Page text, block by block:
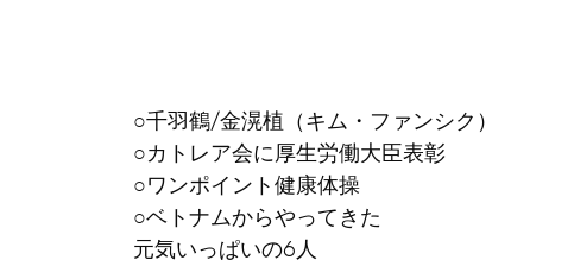
○千羽鶴/金滉植（キム・ファンシク）
○カトレア会に厚生労働大臣表彰
○ワンポイント健康体操
○ベトナムからやってきた
元気いっぱいの6人